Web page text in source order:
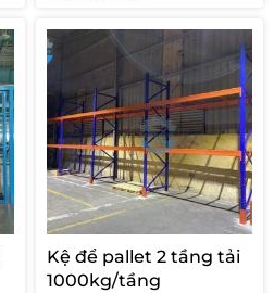
Kệ để pallet 2 tầng tải
1000kg/tầng